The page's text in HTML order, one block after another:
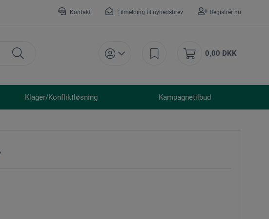
Kontakt Tilmelding til nyhedsbrev Registrér nu
0,00 DKK
Klager/Konfliktløsning Kampagnetilbud